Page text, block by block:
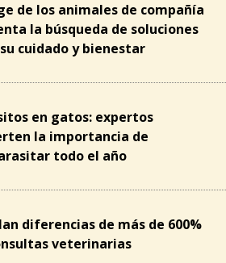
de los animales de compañía
la búsqueda de soluciones
cuidado y bienestar
en gatos: expertos
la importancia de
todo el año
diferencias de más de 600%
veterinarias